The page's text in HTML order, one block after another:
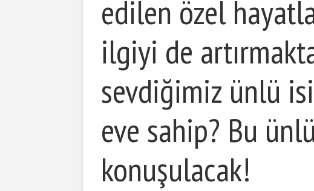
edilen özel
ilgiyi de
sevdiğimiz ünlü
eve sahip? Bu
konuşulacak!